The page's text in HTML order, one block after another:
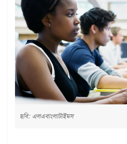
ছবি: এলএবাংলাটাইমস